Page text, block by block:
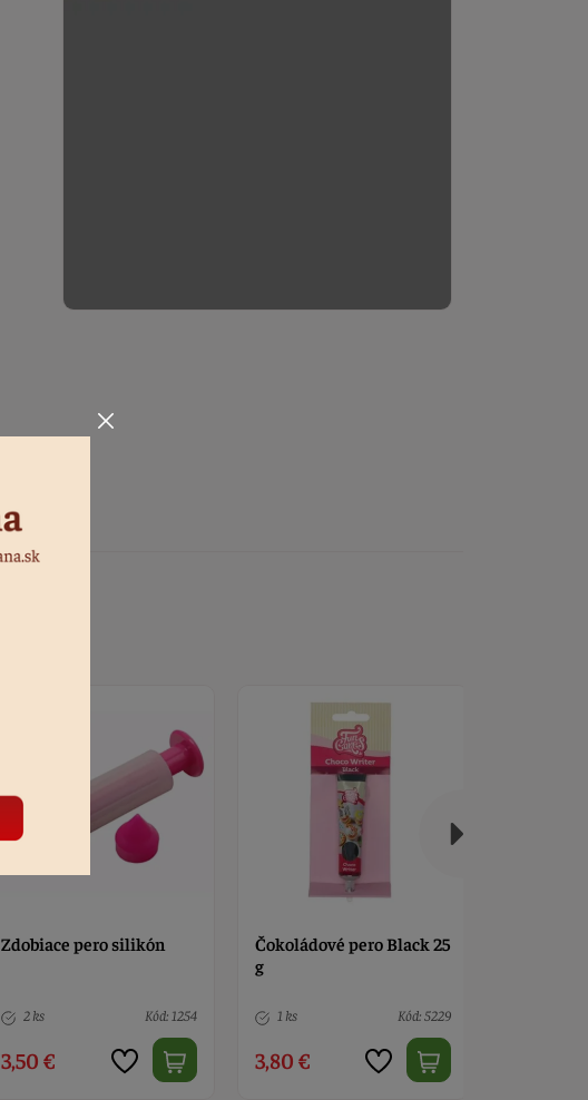
Čokoládové pero Black 25
1 ks Kód: 5229
3,80 €
Čokoládové pero White
Choco 25 g
1 ks Kód: 5232
3,90 €